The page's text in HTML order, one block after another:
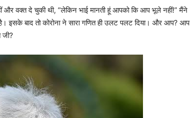
वक्त दे चुकी थी, “लेकिन भाई मानती हूं आपको कि आप भूले नहीं!” मैंने
इसके बाद तो कोरोना ने सारा गणित ही उलट पलट दिया। और आप? आप